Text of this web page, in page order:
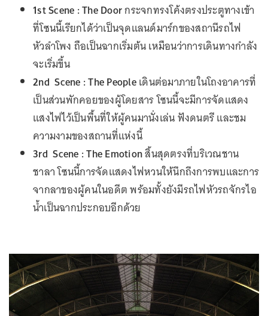
1st Scene : The Doorกระจกทรงโค้งตรงประตูทางเข้า
ที่โซนนี้เรียกได้ว่าเป็นจุดแลนด์มาร์กของสถานีรถไฟ
หัวลำโพง ถือเป็นฉากเริ่มต้น เหมือนว่าการเดินทางกำลัง
จะเริ่มขึ้น
2nd Scene : The Peopleเดินต่อมาภายในโถงอาคารที่
เป็นส่วนพักคอยของผู้โดยสาร โซนนี้จะมีการจัดแสดง
แสงไฟไว้เป็นพื้นที่ให้ผู้คนมานั่งเล่น ฟังดนตรี และชม
ความงามของสถานที่แห่งนี้
3rd Scene : The Emotionสิ้นสุดตรงที่บริเวณชาน
ชาลา โซนนี้การจัดแสดงไฟหวนให้นึกถึงการพบและการ
จากลาของผู้คนในอดีต พร้อมทั้งยังมีรถไฟหัวรถจักรไอ
น้ำเป็นฉากประกอบอีกด้วย